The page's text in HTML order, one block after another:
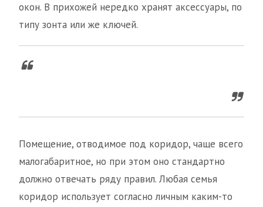
окон. В прихожей нередко хранят аксессуары, по
типу зонта или же ключей.
Помещение, отводимое под коридор, чаще всего
малогабаритное, но при этом оно стандартно
должно отвечать ряду правил. Любая семья
коридор использует согласно личным каким-то